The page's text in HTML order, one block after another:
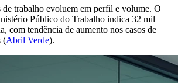
de trabalho evoluem em perfil e volume. O
Público do Trabalho indica 32 mil
com tendência de aumento nos casos de
(Abril Verde).